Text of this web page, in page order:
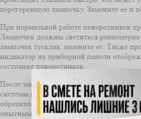
перегоревшую лампочку. Замените ее и
При нормальной работе поворотников
Лампочки должны светиться
лампочек тусклая, замените ее. Также
индикатор на приборной панели
состояние поворотников.
После завершения тестирования
системы работают корректно. Если
обратитесь к схеме подключения или
опытным специалистом.